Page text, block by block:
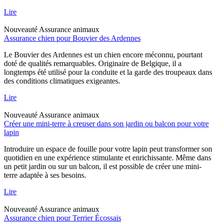
Lire
Nouveauté Assurance animaux
Assurance chien pour Bouvier des Ardennes
Le Bouvier des Ardennes est un chien encore méconnu, pourtant
doté de qualités remarquables. Originaire de Belgique, il a
longtemps été utilisé pour la conduite et la garde des troupeaux dans
des conditions climatiques exigeantes.
Lire
Nouveauté Assurance animaux
Créer une mini-terre à creuser dans son jardin ou balcon pour votre
lapin
Introduire un espace de fouille pour votre lapin peut transformer son
quotidien en une expérience stimulante et enrichissante. Même dans
un petit jardin ou sur un balcon, il est possible de créer une mini-
terre adaptée à ses besoins.
Lire
Nouveauté Assurance animaux
Assurance chien pour Terrier Écossais